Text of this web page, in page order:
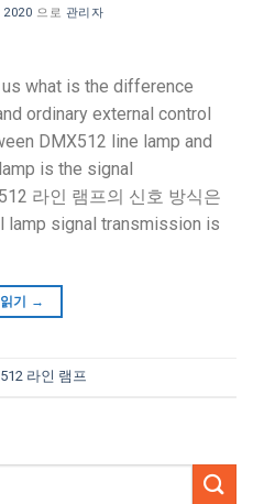
2020 으로 관리자
what is the difference
ordinary external control
DMX512 line lamp and
is the signal
라인 램프의 신호 방식은
lamp signal transmission is
기 →
라인 램프